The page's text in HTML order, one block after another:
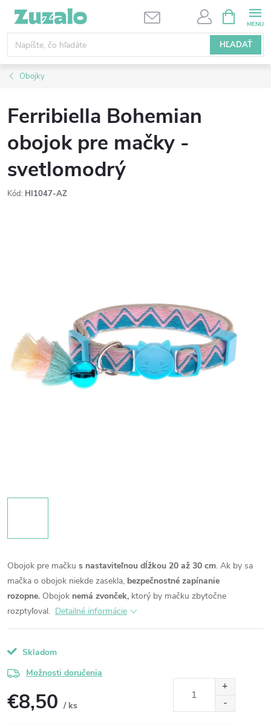
Prejsť
obsah
HĽADAŤ
KOŠÍK
Obojky
Ferribiella Bohemian
obojok pre mačky -
svetlomodrý
Kód: HI1047-AZ
Obojok pre mačku s nastaviteľnou dĺžkou 20 až 30 cm. Ak by sa
mačka o obojok niekde zasekla, bezpečnostné zapínanie
rozopne. Obojok nemá zvonček, ktorý by mačku zbytočne
rozptyľoval. Detailné informácie
Skladom
Možnosti doručenia
€8,50 / ks